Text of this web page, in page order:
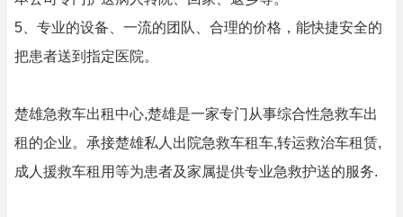
5、专业的设备、一流的团队、合理的价格，能快捷安全的
把患者送到指定医院。
楚雄急救车出租中心,楚雄是一家专门从事综合性急救车出
租的企业。承接楚雄私人出院急救车租车,转运救治车租赁,
成人援救车租用等为患者及家属提供专业急救护送的服务.